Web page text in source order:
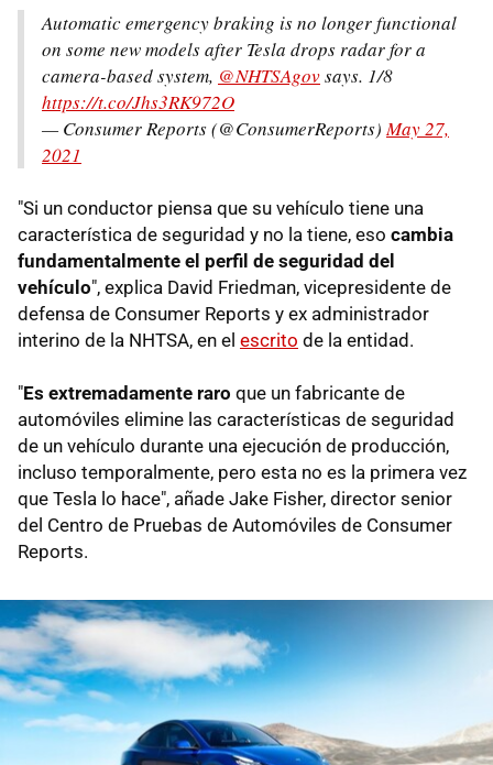
Automatic emergency braking is no longer functional
on some new models after Tesla drops radar for a
camera-based system, @NHTSAgovsays. 1/8
https://t.co/Jhs3RK972O
— Consumer Reports (@ConsumerReports)May 27,
2021
"Si un conductor piensa que su vehículo tiene una
característica de seguridad y no la tiene, eso cambia
fundamentalmente el perfil de seguridad del
vehículo", explica David Friedman, vicepresidente de
defensa de Consumer Reports y ex administrador
interino de la NHTSA, en el escrito de la entidad.
"Es extremadamente raro que un fabricante de
automóviles elimine las características de seguridad
de un vehículo durante una ejecución de producción,
incluso temporalmente, pero esta no es la primera vez
que Tesla lo hace", añade Jake Fisher, director senior
del Centro de Pruebas de Automóviles de Consumer
Reports.